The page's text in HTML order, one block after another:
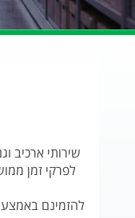
שירותי ארכיב
לפרקי זמן
להזמינם